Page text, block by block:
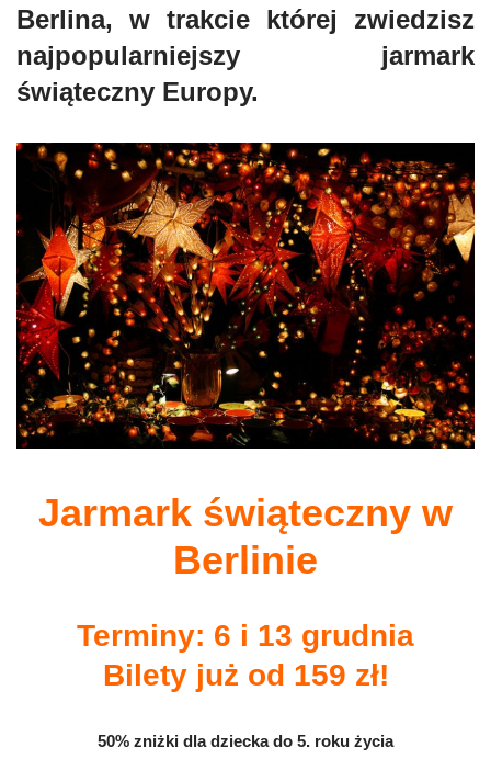
Berlina, w trakcie której zwiedzisz
najpopularniejszy jarmark
świąteczny Europy.
Jarmark świąteczny w
Berlinie
Terminy: 6 i 13 grudnia
Bilety już od 159 zł!
50% zniżki dla dziecka do 5. roku życia